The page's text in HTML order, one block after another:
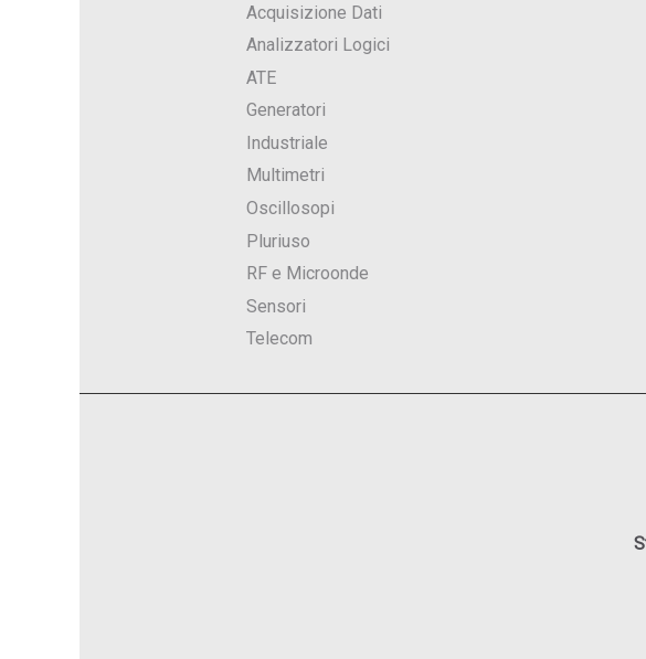
Acquisizione Dati
Analizzatori Logici
ATE
Generatori
Industriale
Multimetri
Oscillosopi
Pluriuso
RF e Microonde
Sensori
Telecom